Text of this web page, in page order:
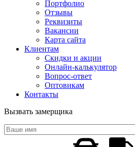
Портфолио
Отзывы
Реквизиты
Вакансии
Карта сайта
Клиентам
Скидки и акции
Онлайн-калькулятор
Вопрос-ответ
Оптовикам
Контакты
Вызвать замерщика